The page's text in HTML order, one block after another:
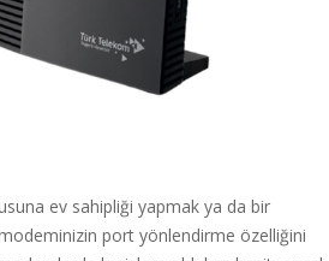
ev sahipliği yapmak ya da bir
port yönlendirme özelliğini